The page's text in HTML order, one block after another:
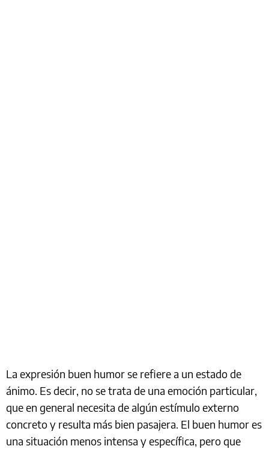
La expresión buen humor se refiere a un estado de
ánimo. Es decir, no se trata de una emoción particular,
que en general necesita de algún estímulo externo
concreto y resulta más bien pasajera. El buen humor es
una situación menos intensa y específica, pero que